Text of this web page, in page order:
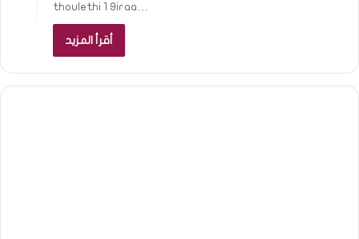
thoulethi 1 9iraa…
أقرأ المزيد